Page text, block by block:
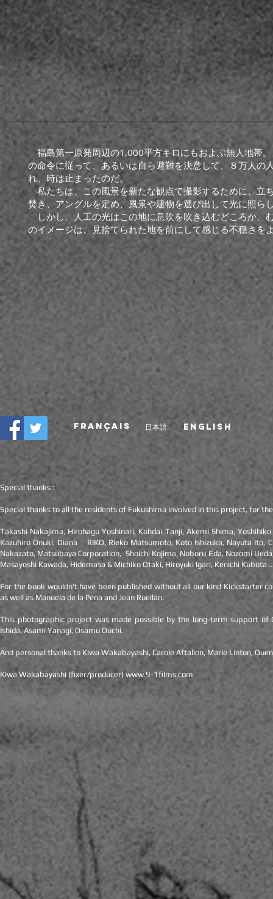
福島第一原発周辺の1,000平方キロにもおよぶ無人地帯
の命令に従って、あるいは自ら避難を決意して、８万人
れ、時は止まったのだ。
私たちは、この風景を新たな観点で撮影するために、立
焚き、アングルを定め、風景や建物を選び出して光に照ら
しかし、人工の光はこの地に息吹を吹き込むどころか、
のイメージは、見捨てられた地を前にして感じる不穏さを
FRANÇAIS 日本語 ENGLISH
Special thanks :
Special thanks to all the residents of Fukushima involved in this project, for
Takashi Nakajima, Hirohagu Yoshinari, Kohdai Tanji, Akemi Shima,
Kazuhiro Onuki, Diana RIKO, Rieko Matsumoto, Koto Ishizuka, Nayuta Ito,
Nakazato, Matsubaya Corporation, Shoichi Kojima, Noboru Eda, Nozomi
Masayoshi Kawada, Hidemasa & Michiko Otaki, Hiroyuki Igari, Kenichi Kubota
For the book wouldn't have been published without all our kind Kickstarter
as well as Manuela de la Pena and Jean Ruellan.
This photographic project was made possible by the long-term support of
Ishida, Asami Yanagi, Osamu Ouchi.
And personal thanks to Kiwa Wakabayashi, Carole Aftalion, Marie Linton,
Kiwa Wakabayashi (fixer/producer) www.9-1films.com